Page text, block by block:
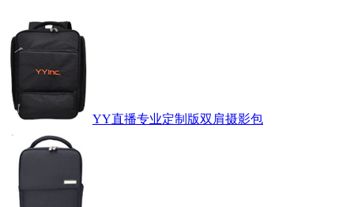
YY直播专业定制版双肩摄影包